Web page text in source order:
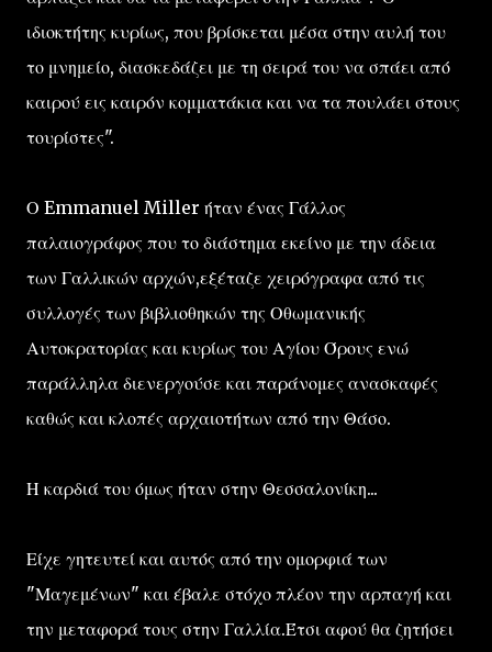
ιδιοκτήτης κυρίως, που βρίσκεται μέσα στην αυλή του
το μνημείο, διασκεδάζει με τη σειρά του να σπάει από
καιρού εις καιρόν κομματάκια και να τα πουλάει στους
τουρίστες".
Ο Emmanuel Miller ήταν ένας Γάλλος
παλαιογράφος που το διάστημα εκείνο με την άδεια
των Γαλλικών αρχών,εξέταζε χειρόγραφα από τις
συλλογές των βιβλιοθηκών της Οθωμανικής
Αυτοκρατορίας και κυρίως του Αγίου Όρους ενώ
παράλληλα διενεργούσε και παράνομες ανασκαφές
καθώς και κλοπές αρχαιοτήτων από την Θάσο.
Η καρδιά του όμως ήταν στην Θεσσαλονίκη...
Είχε γητευτεί και αυτός από την ομορφιά των
"Μαγεμένων" και έβαλε στόχο πλέον την αρπαγή και
την μεταφορά τους στην Γαλλία.Έτσι αφού θα ζητήσει